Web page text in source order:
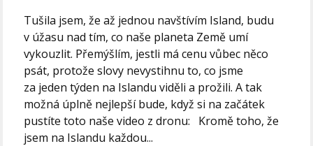
Tušila jsem, že až jednou navštívím Island, budu
v úžasu nad tím, co naše planeta Země umí
vykouzlit. Přemýšlím, jestli má cenu vůbec něco
psát, protože slovy nevystihnu to, co jsme
za jeden týden na Islandu viděli a prožili. A tak
možná úplně nejlepší bude, když si na začátek
pustíte toto naše video z dronu: Kromě toho, že
jsem na Islandu každou...